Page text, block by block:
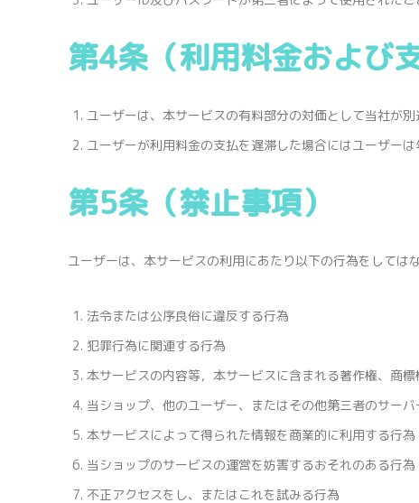
第4条（利用料金および
ユーザーは、本サービスの有料部分の対価として当社が
ユーザーが利用料金の支払を遅滞した場合にはユーザー
第5条（禁止事項）
ユーザーは、本サービスの利用にあたり以下の行為をしては
法令または公序良俗に違反する行為
犯罪行為に関連する行為
本サービスの内容等，本サービスに含まれる著作権、商
当ショップ、他のユーザー、またはその他第三者のサー
本サービスによって得られた情報を商業的に利用する行為
当ショップのサービスの運営を妨害するおそれのある行為
不正アクセスをし、またはこれを試みる行為